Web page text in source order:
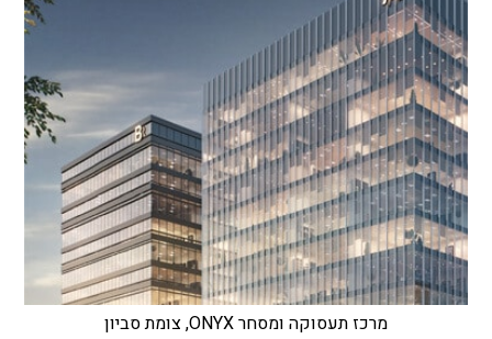
מרכז תעסוקה ומסחר ONYX, צומת סביון